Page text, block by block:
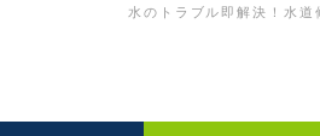
水のトラブル即解決！水道